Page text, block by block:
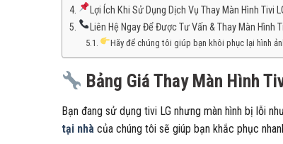
Lợi Ích Khi Sử Dụng Dịch Vụ Thay Màn Hình Tivi
Liên Hệ Ngay Để Được Tư Vấn & Thay Màn Hình
Hãy để chúng tôi giúp bạn khôi phục lại hình
Bảng Giá Thay Màn Hình
Bạn đang sử dụng tivi LG nhưng màn hình bị lỗi
tại nhà của chúng tôi sẽ giúp bạn khắc phục